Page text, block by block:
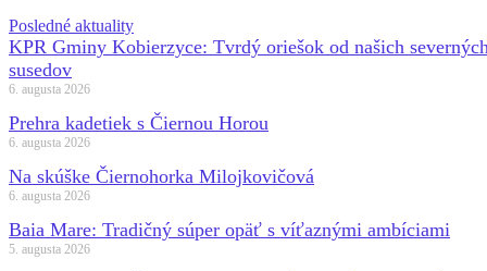
Posledné aktuality
KPR Gminy Kobierzyce: Tvrdý oriešok od našich
susedov
6. augusta 2026
Prehra kadetiek s Čiernou Horou
6. augusta 2026
Na skúške Čiernohorka Milojkovičová
6. augusta 2026
Baia Mare: Tradičný súper opäť s víťaznými ambíciami
5. augusta 2026